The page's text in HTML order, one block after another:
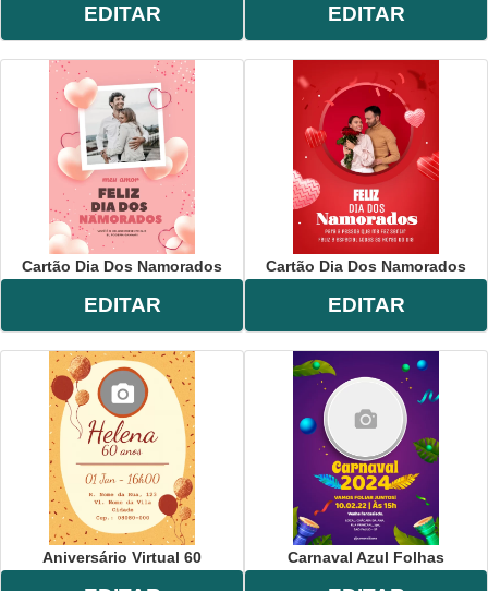
EDITAR EDITAR
Cartão Dia Dos Namorados
EDITAR
Cartão Dia Dos Namorados
EDITAR
Aniversário Virtual 60 Carnaval Azul Folhas